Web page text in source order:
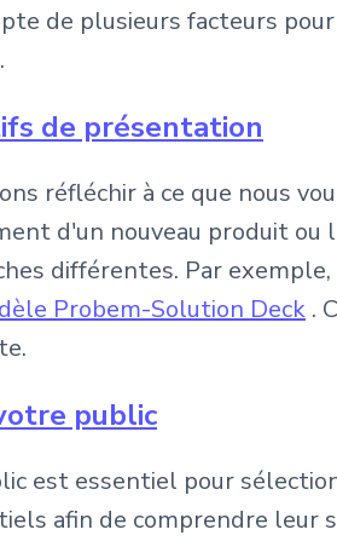
de plusieurs facteurs
de présentation
réfléchir à ce que nous
d'un nouveau produit
différentes. Par
Probem-Solution Deck .
public
est essentiel pour
afin de comprendre leur